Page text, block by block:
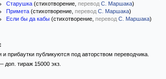
Старушка (стихотворение, перевод С. Маршака)
Примета (стихотворение, перевод С. Маршака)
Если бы да кабы (стихотворение, перевод С. Маршака)
и прибаутки публикуются под авторством переводчика.
доп. тираж 15000 экз.